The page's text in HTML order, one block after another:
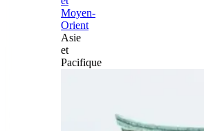
Moyen-
Orient
Asie
et
Pacifique